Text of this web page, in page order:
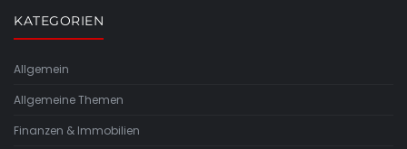
KATEGORIEN
Allgemein
Allgemeine Themen
Finanzen & Immobilien